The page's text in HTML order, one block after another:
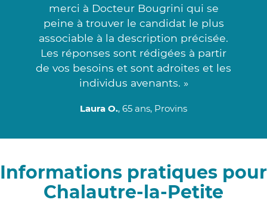
merci à Docteur Bougrini qui se
peine à trouver le candidat le plus
associable à la description précisée.
Les réponses sont rédigées à partir
de vos besoins et sont adroites et les
individus avenants. »
Laura O., 65 ans, Provins
Informations pratiques pour
Chalautre-la-Petite